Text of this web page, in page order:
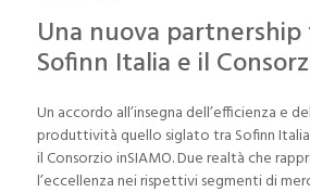
Una nuova
Sofinn Italia e il
Un accordo all’insegna dell’efficienza e
produttività quello siglato tra Sofinn
il Consorzio inSIAMO. Due realtà che
l’eccellenza nei rispettivi segmenti di